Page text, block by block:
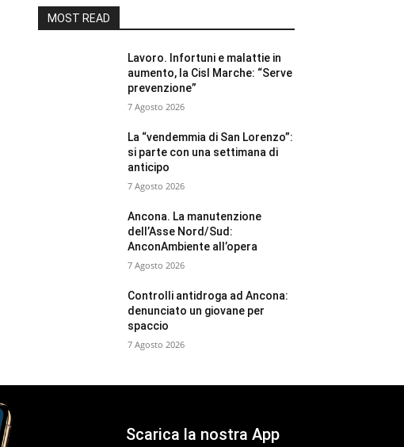
MOST READ
Lavoro. Infortuni e malattie in
aumento, la Cisl Marche: “Serve
prevenzione”
7 Agosto 2026
La “vendemmia di San Lorenzo”:
si parte con una settimana di
anticipo
7 Agosto 2026
Ancona. La manutenzione
dell’Asse Nord/Sud:
AnconAmbiente all’opera
7 Agosto 2026
Controlli antidroga ad Ancona:
denunciato un giovane per
spaccio
7 Agosto 2026
Scarica la nostra App